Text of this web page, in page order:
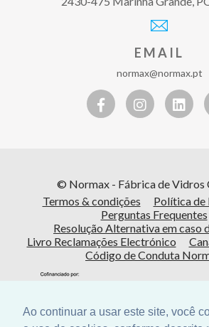
Ao continuar a usar este site, você
EMAIL
normax@normax.pt
© Normax - Fábrica de Vidros
Termos & condições
Política de
Perguntas Frequentes
Resolução Alternativa em caso
Livro Reclamações Electrónico
Código de Conduta